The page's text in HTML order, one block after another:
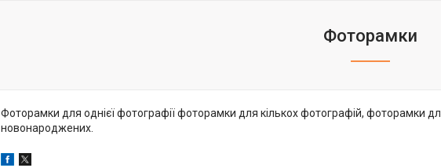
Фоторамки
Фоторамки для однієї фотографії фоторамки для кількох фотографій, фоторамки
новонароджених.